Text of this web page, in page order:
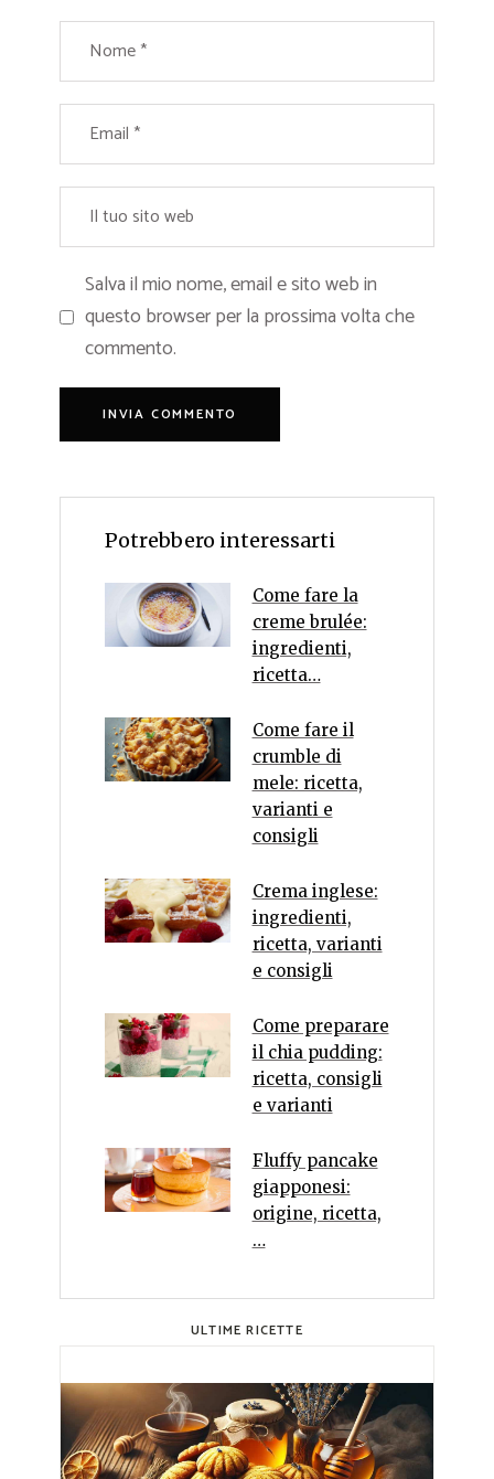
Salva il mio nome, email e sito web in
questo browser per la prossima volta che
commento.
Potrebbero interessarti
Come fare la
creme brulée:
ingredienti,
ricetta…
Come fare il
crumble di
mele: ricetta,
varianti e
consigli
Crema inglese:
ingredienti,
ricetta, varianti
e consigli
Come preparare
il chia pudding:
ricetta, consigli
e varianti
Fluffy pancake
giapponesi:
origine, ricetta,
…
ULTIME RICETTE